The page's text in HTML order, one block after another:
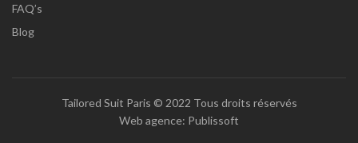
FAQ’s
Blog
Tailored Suit Paris © 2022 Tous droits réservés
Web agence: Publissoft